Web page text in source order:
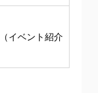
（イベント紹介